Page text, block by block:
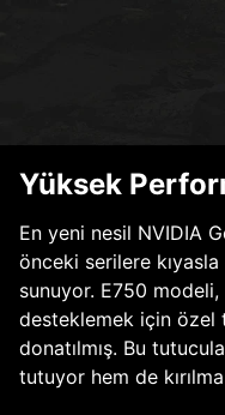
Yüksek
En yeni nesil NVIDIA
önceki serilere
sunuyor. E750 modeli,
desteklemek için özel
donatılmış. Bu
tutuyor hem de